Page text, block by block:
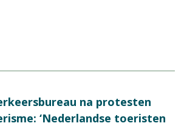
na protesten
‘Nederlandse toeristen